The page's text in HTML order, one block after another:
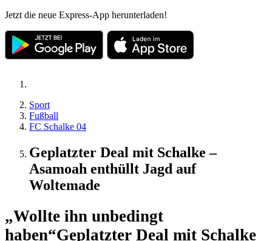
Jetzt die neue Express-App herunterladen!
Sport
Fußball
FC Schalke 04
Geplatzter Deal mit Schalke –
Asamoah enthüllt Jagd auf
Woltemade
„Wollte ihn unbedingt
haben“Geplatzter Deal mit Schalke